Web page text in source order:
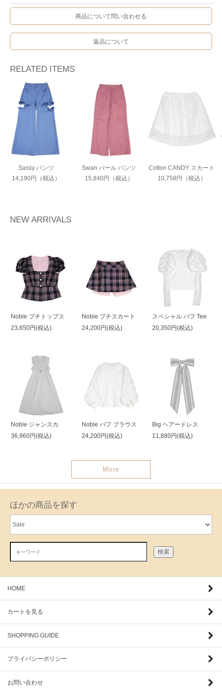
商品について問い合わせる
返品について
RELATED ITEMS
Sassy パンツ
14,190円（税込）
Swan パール パンツ
15,840円（税込）
Cotton CANDY スカート
10,758円（税込）
NEW ARRIVALS
Noble プチトップス
23,650円(税込)
Noble プチスカート
24,200円(税込)
スペシャル パフ Tee
20,350円(税込)
Noble ジャンスカ
36,960円(税込)
Noble パフ ブラウス
24,200円(税込)
Big ヘアードレス
11,880円(税込)
More
ほかの商品を探す
検索
HOME
カートを見る
SHOPPING GUIDE
プライバシーポリシー
お問い合わせ